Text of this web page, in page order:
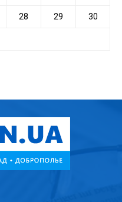
28 29 30